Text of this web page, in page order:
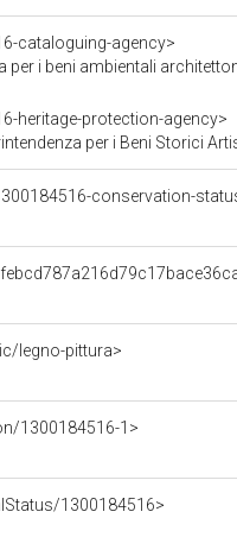
cataloguing-agency>
per i beni ambientali
heritage-protection-agency>
per i Beni Storici
conservation-
legno-pittura>
1300184516-1>
1300184516>